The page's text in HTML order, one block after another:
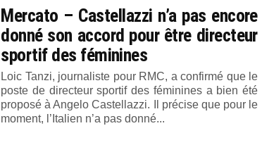
Mercato – Castellazzi n’a pas encore
donné son accord pour être directeur
sportif des féminines
Loic Tanzi, journaliste pour RMC, a confirmé que le
poste de directeur sportif des féminines a bien été
proposé à Angelo Castellazzi. Il précise que pour le
moment, l’Italien n’a pas donné...